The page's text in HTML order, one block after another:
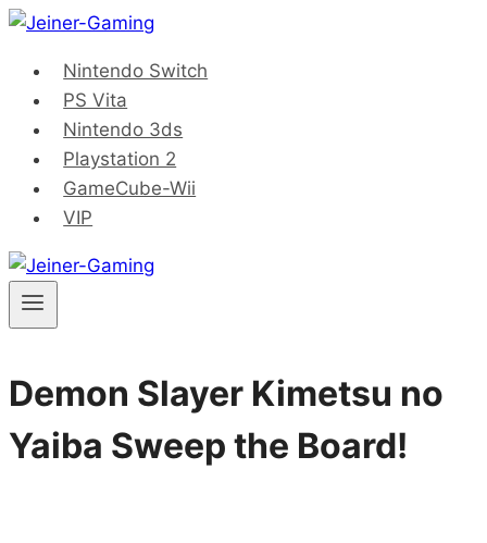
Saltar
contenidoNintendo Switch
PS Vita
Nintendo 3ds
Playstation 2
GameCube-Wii
VIP
Demon Slayer Kimetsu no
Yaiba Sweep the Board!